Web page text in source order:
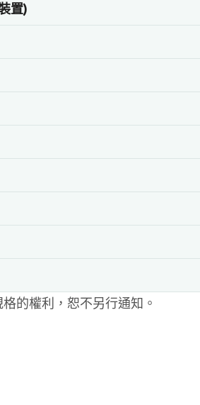
置)
的權利，恕不另行通知。